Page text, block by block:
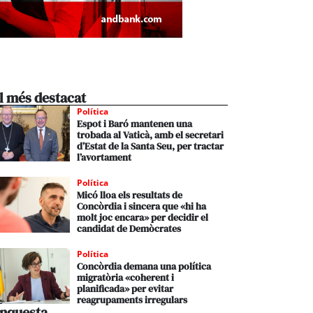
més destacat
Política
Espot i Baró mantenen una
trobada al Vaticà, amb el secretari
d’Estat de la Santa Seu, per tractar
l’avortament
Política
Micó lloa els resultats de
Concòrdia i sincera que «hi ha
molt joc encara» per decidir el
candidat de Demòcrates
Política
Concòrdia demana una política
migratòria «coherent i
planificada» per evitar
reagrupaments irregulars